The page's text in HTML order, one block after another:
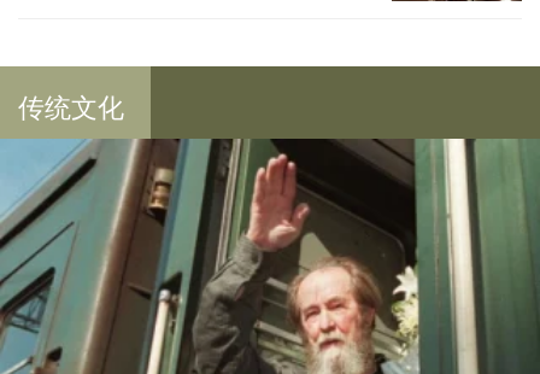
传统文化